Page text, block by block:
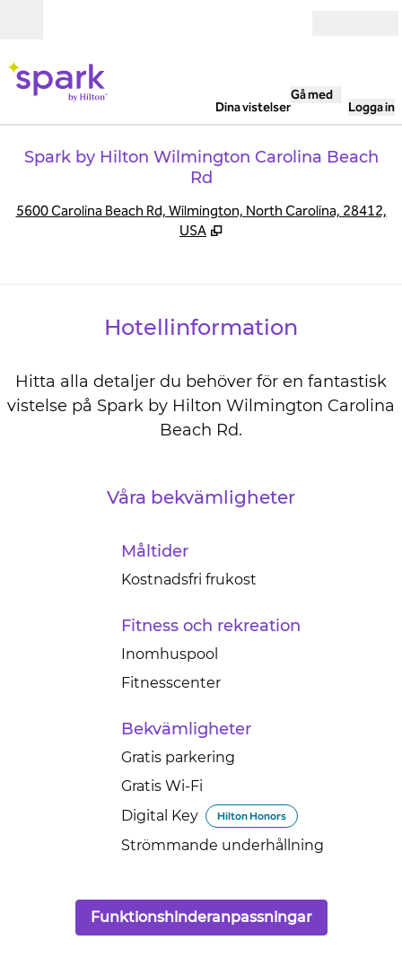
Dina vistelser
Gå med
Logga in
Spark by Hilton Wilmington Carolina Beach
Rd
5600 Carolina Beach Rd, Wilmington, North Carolina, 28412,
USA
Hotellinformation
Hitta alla detaljer du behöver för en fantastisk
vistelse på Spark by Hilton Wilmington Carolina
Beach Rd.
Våra bekvämligheter
Måltider
Kostnadsfri frukost
Fitness och rekreation
Inomhuspool
Fitnesscenter
Bekvämligheter
Gratis parkering
Gratis Wi-Fi
Digital Key
Hilton Honors
Strömmande underhållning
Funktionshinderanpassningar